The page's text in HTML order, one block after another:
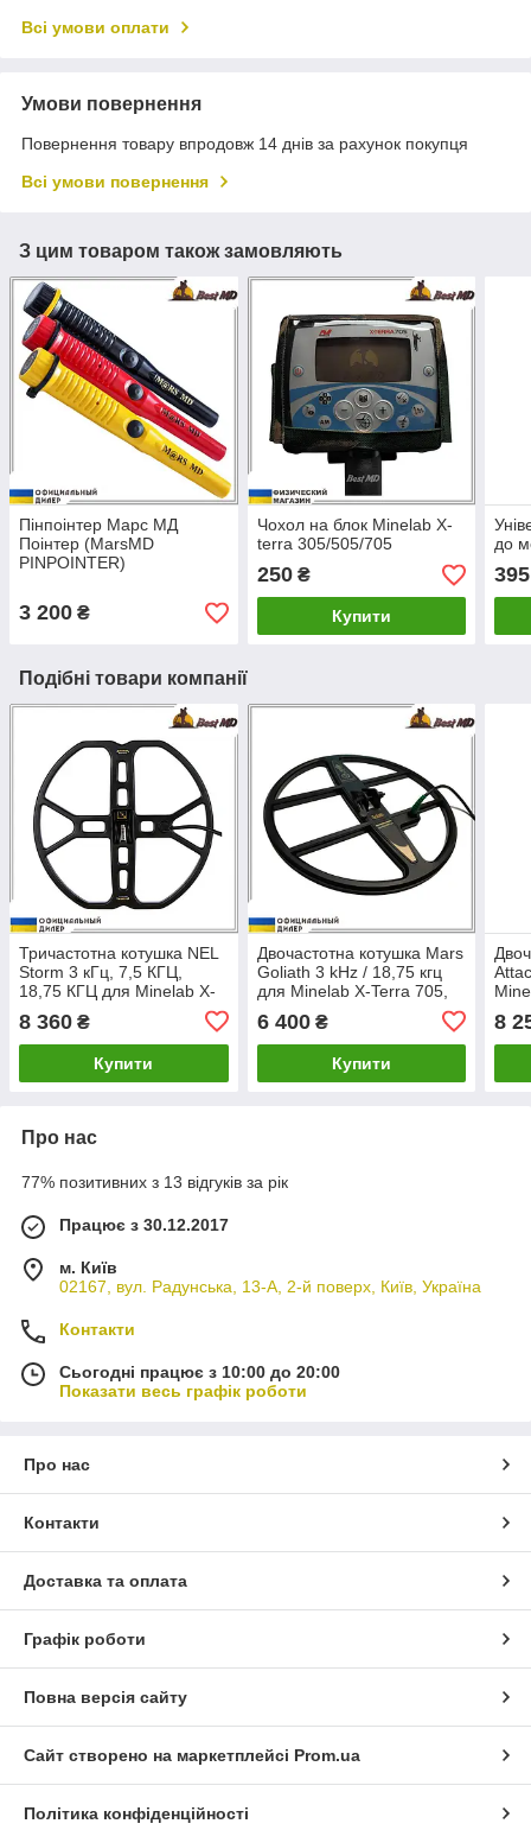
Всі умови оплати
Умови повернення
Повернення товару впродовж 14 днів за рахунок покупця
Всі умови повернення
З цим товаром також замовляють
Пінпоінтер Марс МД
Поінтер (MarsMD
PINPOINTER)
3 200 ₴
Чохол на блок Minelab X-
terra 305/505/705
250₴
Купити
до
395
Подібні товари компанії
Тричастотна котушка NEL
Storm 3 кГц, 7,5 КГЦ,
18,75 КГЦ для Minelab X-
(NELST159)
8 360 ₴
Купити
Двочастотна котушка Mars
Goliath 3 kHz / 18,75 кгц
для Minelab X-Terra 705,
6 400₴
Купити
8
Про нас
77% позитивних з 13 відгуків за рік
Працює з 30.12.2017
м. Київ
02167, вул. Радунська, 13-А, 2-й поверх, Київ, Україна
Контакти
Сьогодні працює з 10:00 до 20:00
Показати весь графік роботи
Про нас
Контакти
Доставка та оплата
Графік роботи
Повна версія сайту
Сайт створено на маркетплейсі Prom.ua
Політика конфіденційності